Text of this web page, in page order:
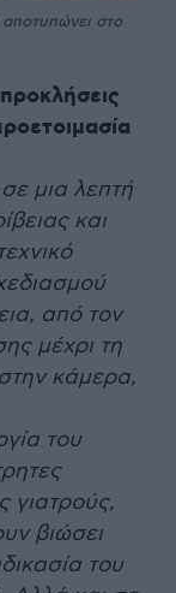
στο
μια λεπτή
και
από τον
μέχρι τη
κάμερα,
του
γιατρούς,
βιώσει
του